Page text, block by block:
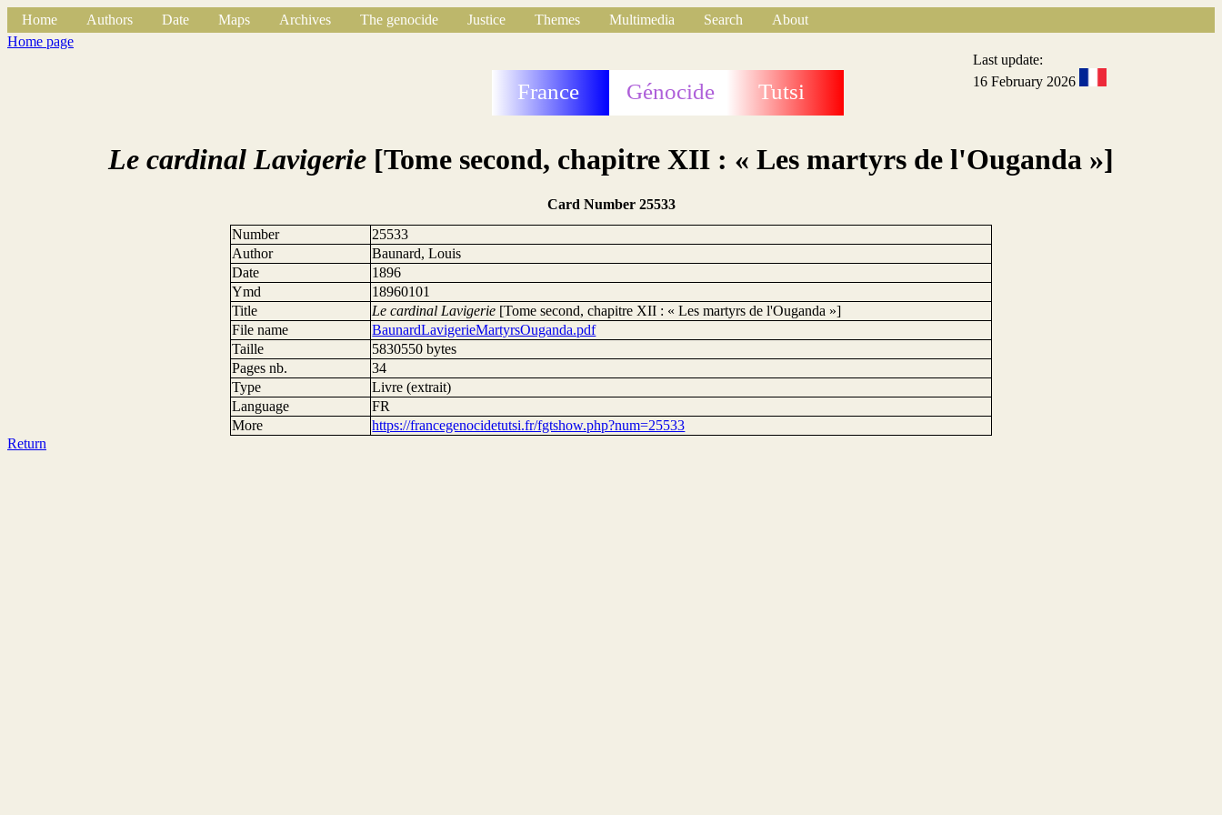
Home Authors Date Maps Archives The genocide Justice Themes Multimedia Search
About
Home page
France Génocide Tutsi
Last update:
16 February 2026
Le cardinal Lavigerie [Tome second, chapitre XII : « Les martyrs de l'Ouganda »]
Card Number 25533
Number
25533
Author
Baunard, Louis
Date
1896
Ymd
18960101
Title
Le cardinal Lavigerie [Tome second, chapitre XII : « Les martyrs de l'Ouganda »]
File name
BaunardLavigerieMartyrsOuganda.pdf
Taille
5830550 bytes
Pages nb.
34
Type
Livre (extrait)
Language
FR
More
https://francegenocidetutsi.fr/fgtshow.php?num=25533
Return